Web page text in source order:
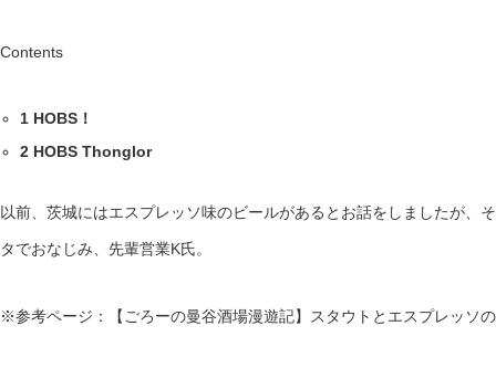
Contents
1 HOBS！
2 HOBS Thonglor
以前、茨城にはエスプレッソ味のビールがあるとお話をしましたが、
タでおなじみ、先輩営業K氏。
※参考ページ：【ごろーの曼谷酒場漫遊記】スタウトとエスプレッソ